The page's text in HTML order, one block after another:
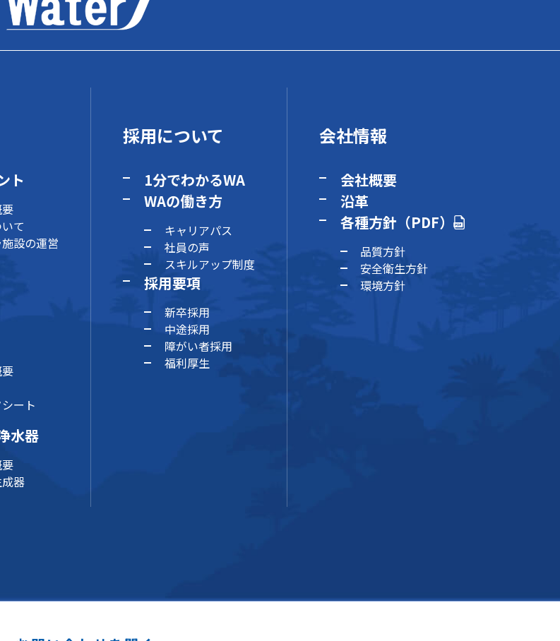
ト
て
設の運営
ート
水器
器
採用について
1分でわかるWA
WAの働き方
キャリアパス
社員の声
スキルアップ制度
採用要項
新卒採用
中途採用
障がい者採用
福利厚生
会社情報
会社概要
沿革
各種方針（PDF）
品質方針
安全衛生方針
環境方針